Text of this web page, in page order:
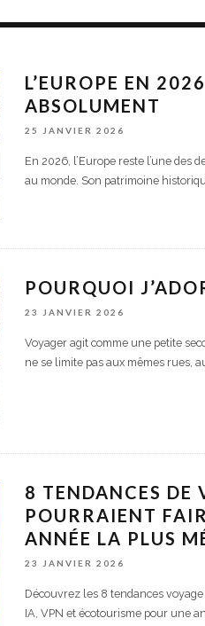
L’EUROPE EN
ABSOLUMENT
25 JANVIER 2026
En 2026, l’Europe reste l’une des
au monde. Son patrimoine
POURQUOI
23 JANVIER 2026
Voyager agit comme une petite
ne se limite pas aux mêmes rues,
8 TENDANCES DE
POURRAIENT
ANNÉE LA PLUS
23 JANVIER 2026
Découvrez les 8 tendances
IA, VPN et écotourisme pour une